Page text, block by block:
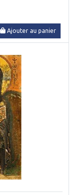
Ajouter au panier